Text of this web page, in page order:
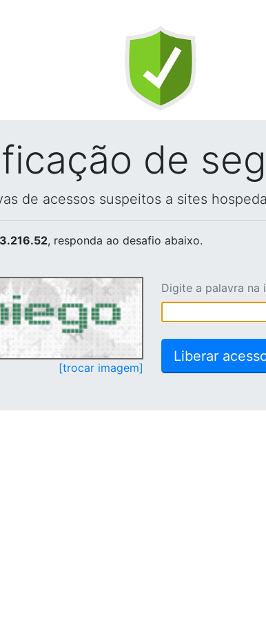
de
de acessos suspeitos a sites
, responda ao desafio abaixo.
[trocar imagem]
Digite a palavra na